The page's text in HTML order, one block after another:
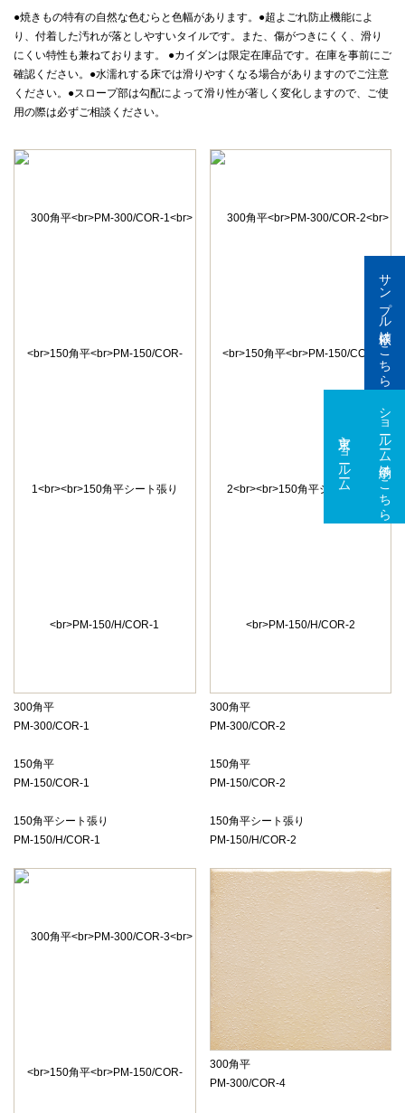
サンプル依頼はこちら
ショールーム予約はこちら
東京ショールーム 大阪ショールーム
●焼きもの特有の自然な色むらと色幅があります。●超よごれ防止機能によ
り、付着した汚れが落としやすいタイルです。また、傷がつきにくく、滑り
にくい特性も兼ねております。 ●カイダンは限定在庫品です。在庫を事前にご
確認ください。●水濡れする床では滑りやすくなる場合がありますのでご注意
ください。●スロープ部は勾配によって滑り性が著しく変化しますので、ご使
用の際は必ずご相談ください。
300角平
PM-300/COR-1
150角平
PM-150/COR-1
150角平シート張り
PM-150/H/COR-1
300角平
PM-300/COR-2
150角平
PM-150/COR-2
150角平シート張り
PM-150/H/COR-2
300角平
PM-300/COR-4